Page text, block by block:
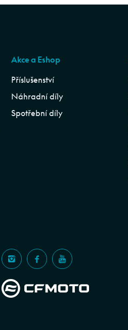
Akce a Eshop
Příslušenství
Náhradní díly
Spotřební díly